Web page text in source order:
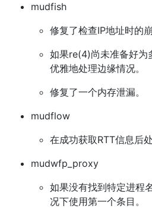
mudfish
修复了检查IP地址时的崩
如果re(4)尚未准备好为
优雅地处理边缘情况。
修复了一个内存泄漏。
mudflow
在成功获取RTT信息后
mudwfp_proxy
如果没有找到特定进程
况下使用第一个条目。